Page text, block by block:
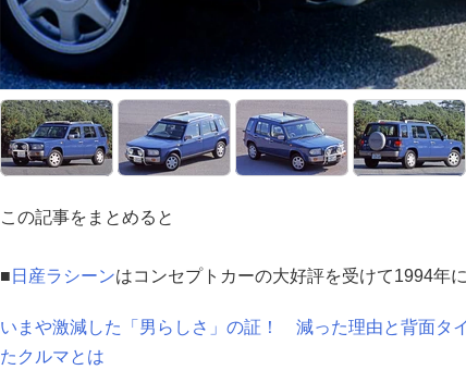
この記事をまとめると
■ 日産ラシーンはコンセプトカーの大好評を受けて1994年
いまや激減した「男らしさ」の証！ 減った理由と背面タ
たクルマとは